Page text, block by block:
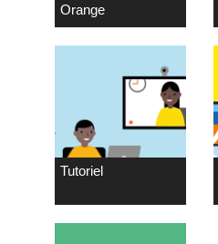
Orange
Tutoriel